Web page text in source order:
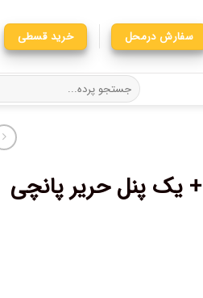
سفارش درمحل خرید قسطی
پرده پانچی چاپی کد A706 + یک پنل حریر پانچی